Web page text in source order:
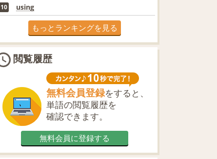
10 using
もっとランキングを見る
閲覧履歴
無料会員登録をすると、
単語の閲覧履歴を
確認できます。
無料会員に登録する